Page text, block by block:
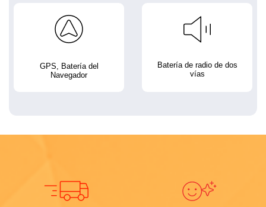
GPS, Batería del
Navegador
Batería de radio de dos
vías